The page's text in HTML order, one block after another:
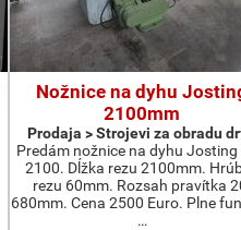
Nožnice na dyhu
2100mm
Prodaja > Strojevi za obradu
Predám nožnice na dyhu Josting
2100. Dĺžka rezu 2100mm.
rezu 60mm. Rozsah pravítka
680mm. Cena 2500 Euro. Plne
…